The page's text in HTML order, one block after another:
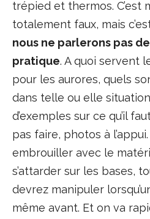
trépied et thermos. C’est
totalement faux, mais
nous ne parlerons pas
pratique. A quoi servent
pour les aurores, quels
dans telle ou elle
d’exemples sur ce qu’il
pas faire, photos à
embrouiller avec le
s’attarder sur les bases,
devrez manipuler
même avant. Et on va